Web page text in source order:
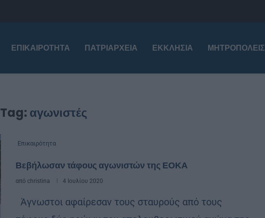
ΕΠΙΚΑΙΡΌΤΗΤΑ ΠΑΤΡΙΑΡΧΕΊΑ ΕΚΚΛΗΣΊΑ ΜΗΤΡΟΠΌΛΕΙΣ
Tag: αγωνιστές
Επικαιρότητα
Βεβήλωσαν τάφους αγωνιστών της ΕΟΚΑ
από christina 4 Ιουλίου 2020
Άγνωστοι αφαίρεσαν τους σταυρούς από τους